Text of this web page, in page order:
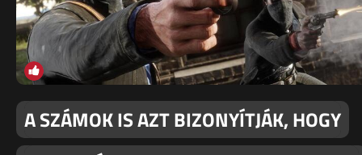
A SZÁMOK IS AZT BIZONYÍTJÁK, HOGY